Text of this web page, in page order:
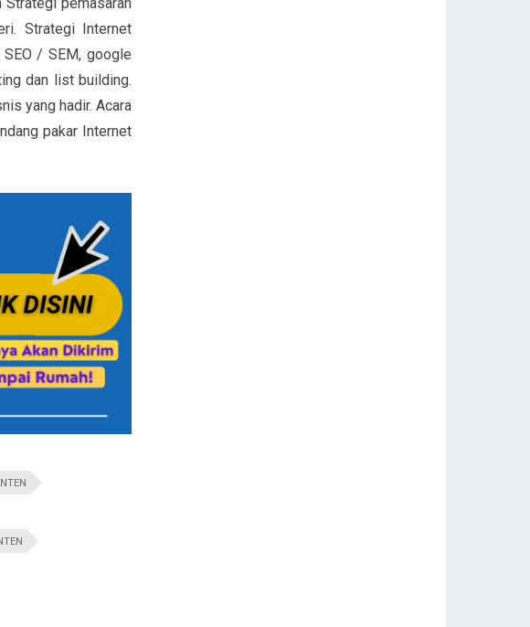
Strategi Internet
/ SEM, google
dan list building.
yang hadir. Acara
pakar Internet